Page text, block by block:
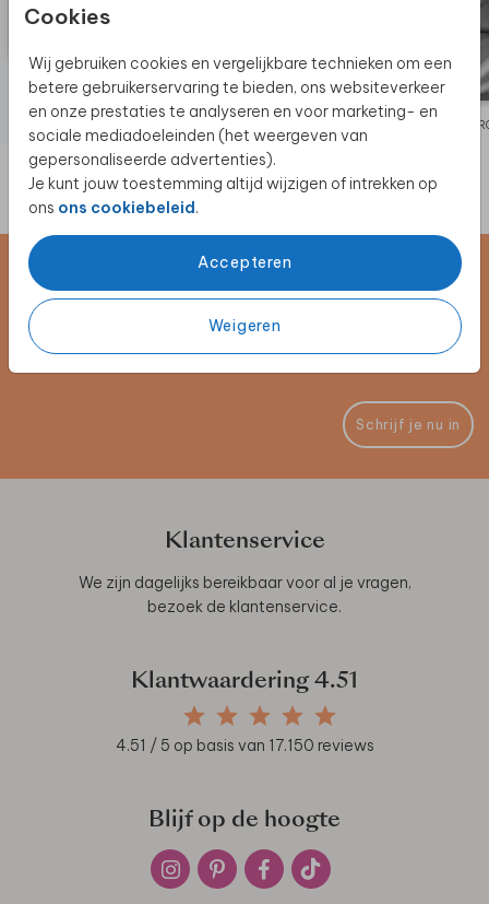
Cookies
Wij gebruiken cookies en vergelijkbare technieken om een
betere gebruikerservaring te bieden, ons websiteverkeer
en onze prestaties te analyseren en voor marketing- en
sociale mediadoeleinden (het weergeven van
gepersonaliseerde advertenties).
Je kunt jouw toestemming altijd wijzigen of intrekken op
ons ons cookiebeleid.
Accepteren
Weigeren
Schrijf je in voor de nieuwsbrief
Blijf op de hoogte van alle nieuwe producten, (win)acties en
unieke samenwerkingen!
Schrijf je nu in
Klantenservice
We zijn dagelijks bereikbaar voor al je vragen,
bezoek de klantenservice.
Klantwaardering 4.51
4.51 / 5 op basis van 17.150 reviews
Blijf op de hoogte